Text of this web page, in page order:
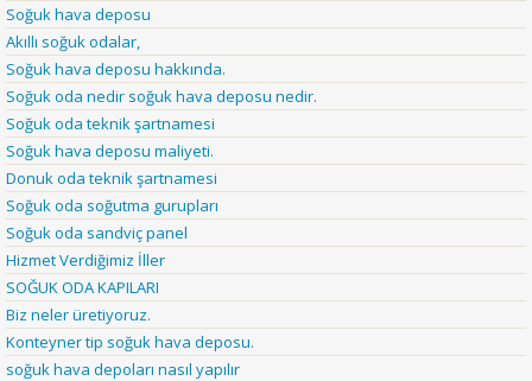
Soğuk hava deposu
Akıllı soğuk odalar,
Soğuk hava deposu hakkında.
Soğuk oda nedir soğuk hava deposu nedir.
Soğuk oda teknik şartnamesi
Soğuk hava deposu maliyeti.
Donuk oda teknik şartnamesi
Soğuk oda soğutma gurupları
Soğuk oda sandviç panel
Hizmet Verdiğimiz İller
SOĞUK ODA KAPILARI
Biz neler üretiyoruz.
Konteyner tip soğuk hava deposu.
soğuk hava depoları nasıl yapılır